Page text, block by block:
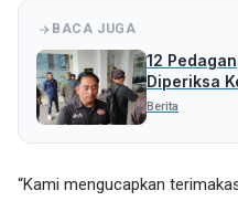
BACA JUGA
12
Diperiksa
Periksa
Berita
“Kami mengucapkan